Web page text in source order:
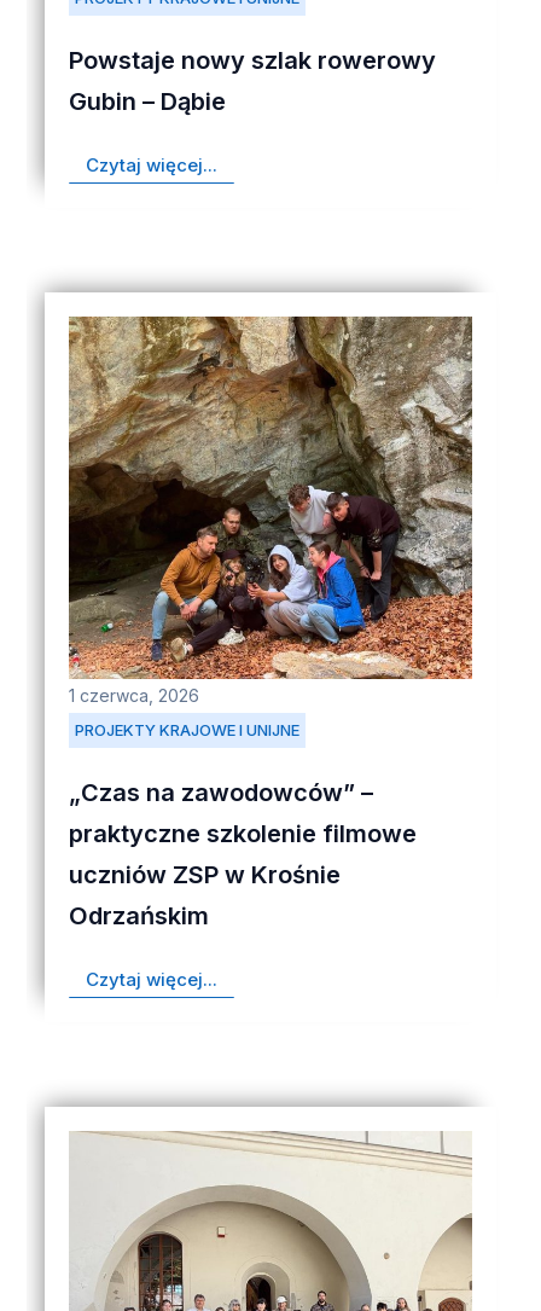
Powstaje nowy szlak rowerowy
Gubin – Dąbie
Czytaj więcej...
PROJEKTY KRAJOWE I UNIJNE
1 czerwca, 2026
„Czas na zawodowców” –
praktyczne szkolenie filmowe
uczniów ZSP w Krośnie
Odrzańskim
Czytaj więcej...